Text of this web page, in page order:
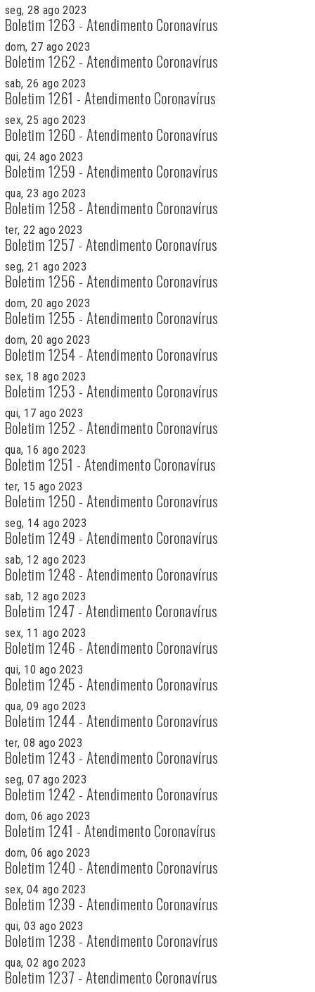
seg, 28 ago 2023
Boletim 1263 - Atendimento Coronavírus
dom, 27 ago 2023
Boletim 1262 - Atendimento Coronavírus
sab, 26 ago 2023
Boletim 1261 - Atendimento Coronavírus
sex, 25 ago 2023
Boletim 1260 - Atendimento Coronavírus
qui, 24 ago 2023
Boletim 1259 - Atendimento Coronavírus
qua, 23 ago 2023
Boletim 1258 - Atendimento Coronavírus
ter, 22 ago 2023
Boletim 1257 - Atendimento Coronavírus
seg, 21 ago 2023
Boletim 1256 - Atendimento Coronavírus
dom, 20 ago 2023
Boletim 1255 - Atendimento Coronavírus
dom, 20 ago 2023
Boletim 1254 - Atendimento Coronavírus
sex, 18 ago 2023
Boletim 1253 - Atendimento Coronavírus
qui, 17 ago 2023
Boletim 1252 - Atendimento Coronavírus
qua, 16 ago 2023
Boletim 1251 - Atendimento Coronavírus
ter, 15 ago 2023
Boletim 1250 - Atendimento Coronavírus
seg, 14 ago 2023
Boletim 1249 - Atendimento Coronavírus
sab, 12 ago 2023
Boletim 1248 - Atendimento Coronavírus
sab, 12 ago 2023
Boletim 1247 - Atendimento Coronavírus
sex, 11 ago 2023
Boletim 1246 - Atendimento Coronavírus
qui, 10 ago 2023
Boletim 1245 - Atendimento Coronavírus
qua, 09 ago 2023
Boletim 1244 - Atendimento Coronavírus
ter, 08 ago 2023
Boletim 1243 - Atendimento Coronavírus
seg, 07 ago 2023
Boletim 1242 - Atendimento Coronavírus
dom, 06 ago 2023
Boletim 1241 - Atendimento Coronavírus
dom, 06 ago 2023
Boletim 1240 - Atendimento Coronavírus
sex, 04 ago 2023
Boletim 1239 - Atendimento Coronavírus
qui, 03 ago 2023
Boletim 1238 - Atendimento Coronavírus
qua, 02 ago 2023
Boletim 1237 - Atendimento Coronavírus